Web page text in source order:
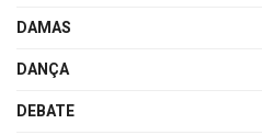
DAMAS
DANÇA
DEBATE